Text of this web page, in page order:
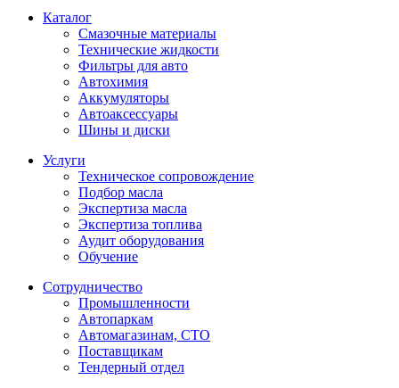
Каталог
Смазочные материалы
Технические жидкости
Фильтры для авто
Автохимия
Аккумуляторы
Автоаксессуары
Шины и диски
Услуги
Техническое сопровождение
Подбор масла
Экспертиза масла
Экспертиза топлива
Аудит оборудования
Обучение
Сотрудничество
Промышленности
Автопаркам
Автомагазинам, СТО
Поставщикам
Тендерный отдел